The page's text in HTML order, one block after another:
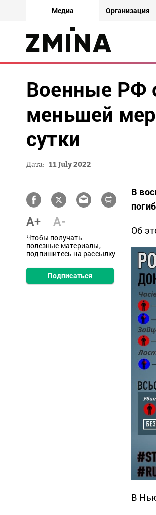
Медиа Организация
Военные РФ
меньшей
сутки
Дата: 11 July 2022
A+ A-
Чтобы получать
полезные материалы,
подпишитесь на рассылку
Подписаться
В
Об
В